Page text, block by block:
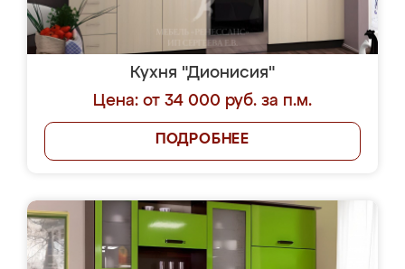
Кухня "Дионисия"
Цена: от 34 000 руб. за п.м.
ПОДРОБНЕЕ